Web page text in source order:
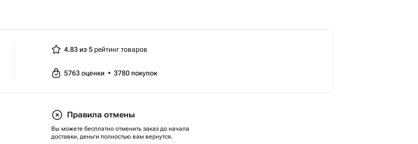
4.83 из 5 рейтинг товаров
5763оценки • 3780 покупок
Правила отмены
Вы можете бесплатно отменить заказ до начала
доставки, деньги полностью вам вернутся.